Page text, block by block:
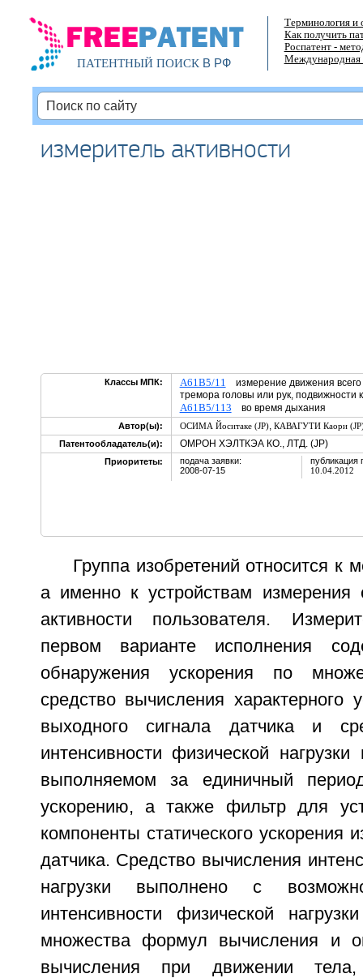
ПАТЕНТНЫЙ ПОИСКВ РФ
Терминология и
Как получить
Роспатент -
Международная
измеритель активности
Классы МПК: A61B5/11 измерение движения всего
тремора головы или рук, подвижности
A61B5/113 во время дыхания
Автор(ы): ОСИМА Йоситаке (JP), КАВАГУТИ Каори
Патентообладатель(и):
ОМРОН ХЭЛТКЭА КО., ЛТД. (JP)
Приоритеты:
подача заявки:
2008-07-15
публикация
10.04.2012
Группа изобретений относится к
а именно к устройствам измерения
активности пользователя.
первом варианте исполнения
обнаружения ускорения по
средство вычисления характерного
выходного сигнала датчика и
интенсивности физической
выполняемом за единичный
ускорению, а также фильтр для
компоненты статического ускорения
датчика. Средство вычисления
нагрузки выполнено с
интенсивности физической
множества формул вычисления и
вычисления при движении